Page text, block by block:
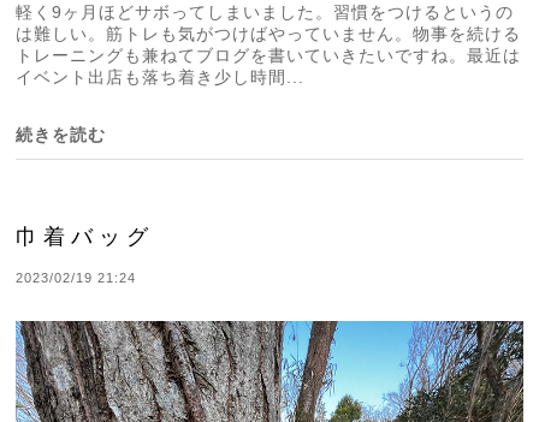
軽く9ヶ月ほどサボってしまいました。習慣をつけるというの
は難しい。筋トレも気がつけばやっていません。物事を続ける
トレーニングも兼ねてブログを書いていきたいですね。最近は
イベント出店も落ち着き少し時間...
続きを読む
巾着バッグ
2023/02/19 21:24